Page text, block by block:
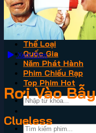
VN2
Phim Lẻ
Phim Bộ
Thể Loại
Quốc Gia
Năm Phát Hành
Phim Chiếu Rạp
Top Phim Hot
Xem Phim
Rơi Vào Bẫy
Clueless